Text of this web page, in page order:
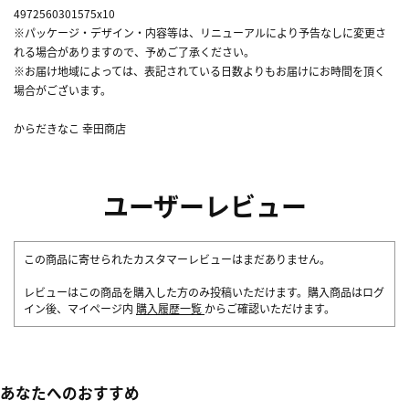
4972560301575x10
※パッケージ・デザイン・内容等は、リニューアルにより予告なしに変更さ
れる場合がありますので、予めご了承ください。
※お届け地域によっては、表記されている日数よりもお届けにお時間を頂く
場合がございます。
からだきなこ 幸田商店
ユーザーレビュー
この商品に寄せられたカスタマーレビューはまだありません。
レビューはこの商品を購入した方のみ投稿いただけます。購入商品はログ
イン後、マイページ内 購入履歴一覧 からご確認いただけます。
あなたへのおすすめ